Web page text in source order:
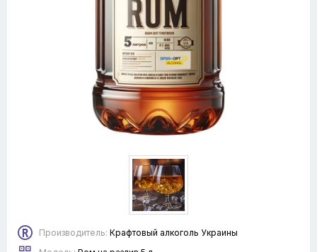
Производитель: Крафтовый алкоголь Украины